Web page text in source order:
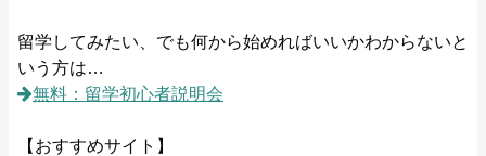
留学してみたい、でも何から始めればいいかわからないと
いう方は…
無料：留学初心者説明会
【おすすめサイト】